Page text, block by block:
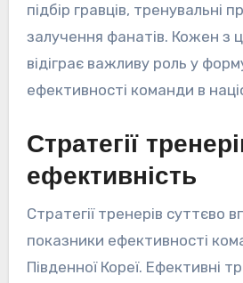
підбір гравців, тренувальні
залучення фанатів. Кожен з
відіграє важливу роль у
ефективності команди в
Стратегії
ефективність
Стратегії тренерів суттєво
показники ефективності
Південної Кореї. Ефективні